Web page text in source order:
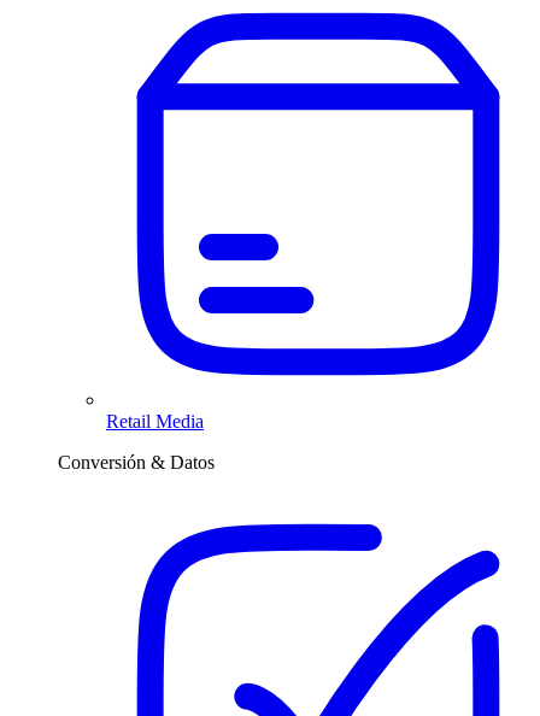
Retail Media
Conversión & Datos